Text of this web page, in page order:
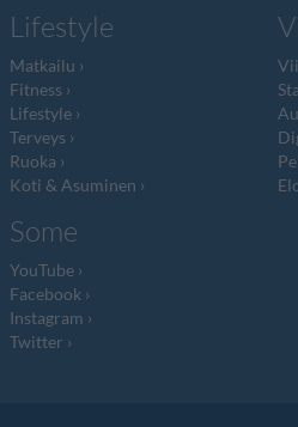
Lifestyle
Matkailu
Fitness
Lifestyle
Terveys
Ruoka
Koti & Asuminen
Some
YouTube
Facebook
Instagram
Twitter